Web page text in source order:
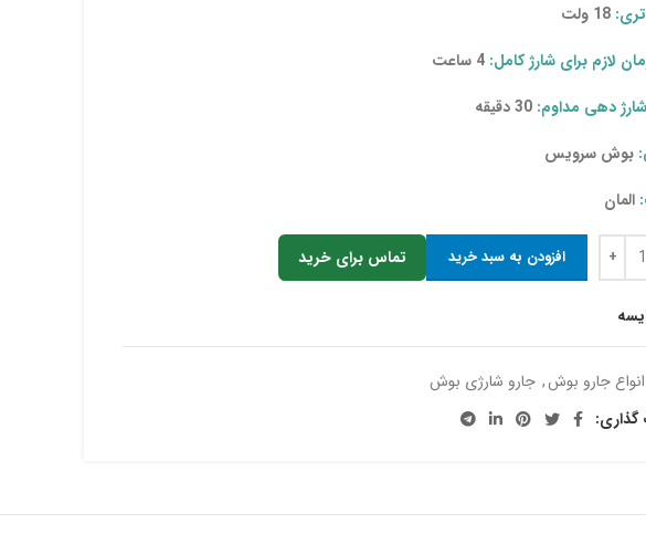
لازم برای شارژ کامل:
دهی مداوم:
بوش سرویس
المان
افزودن به سبد خرید تماس برای خرید
انواع جارو بوش, جارو شارژی بوش
گذاری: